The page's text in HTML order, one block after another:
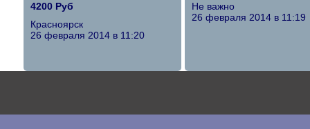
4200 Руб
Красноярск
26 февраля 2014 в 11:20
Не важно
26 февраля 2014 в 11:19